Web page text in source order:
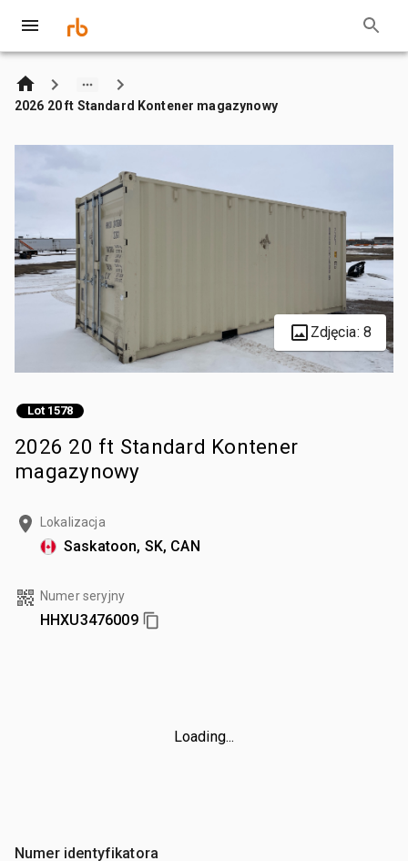
2026 20 ft Standard Kontener magazynowy
Zdjęcia: 8
Lot 1578
2026 20 ft Standard Kontener
magazynowy
Lokalizacja
Saskatoon, SK, CAN
Numer seryjny
HHXU3476009
Loading...
Numer identyfikatora